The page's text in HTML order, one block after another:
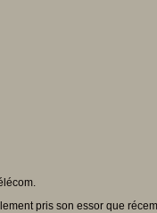
pris son essor que